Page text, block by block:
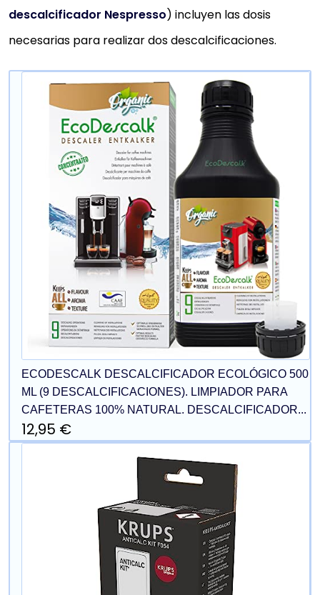
descalcificador Nespresso) incluyen las dosis
necesarias para realizar dos descalcificaciones.
ECODESCALK DESCALCIFICADOR ECOLÓGICO 500
ML (9 DESCALCIFICACIONES). LIMPIADOR PARA
CAFETERAS 100% NATURAL. DESCALCIFICADOR...
12,95 €